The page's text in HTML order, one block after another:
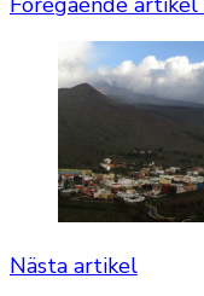
Nästa artikel